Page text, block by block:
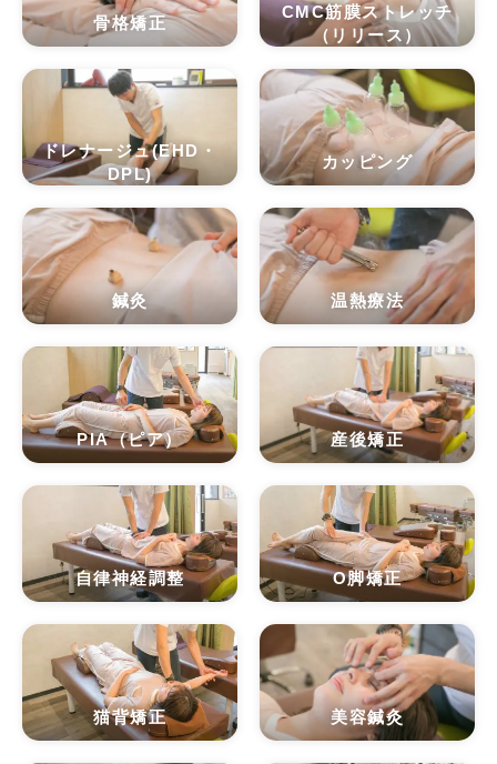
骨格矯正
CMC筋膜ストレッチ
（リリース）
ドレナージュ(EHD・
DPL)
カッピング
鍼灸 温熱療法
PIA（ピア） 産後矯正
自律神経調整 O脚矯正
猫背矯正 美容鍼灸